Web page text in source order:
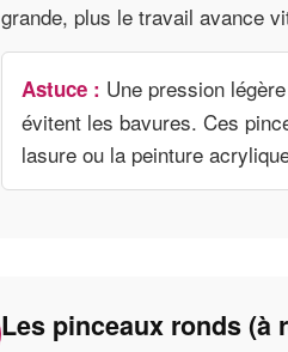
grande, plus le travail avance
Astuce : Une pression
évitent les bavures. Ces
lasure ou la peinture
Les pinceaux ronds (à